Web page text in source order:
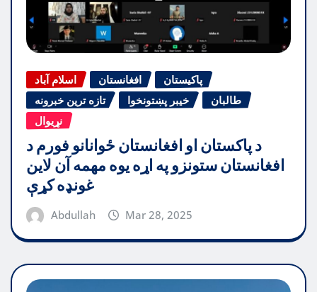
اسلام آباد افغانستان
پاکیستان
تازه ترین خبرونه
خیبر پښتونخوا
طالبان
نړیوال
د پاکستان او افغانستان ځوانانو فورم د
افغانستان ستونزو په اړه یوه مهمه آن لاین
غونډه کړې
Abdullah Mar 28, 2025